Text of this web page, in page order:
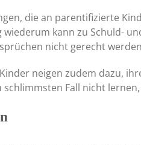
die an parentifizierte
kann zu Schuld-
nicht gerecht
neigen zudem dazu,
Fall nicht